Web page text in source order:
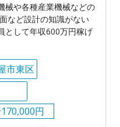
械や各種産業機械などの
など設計の知識がない
として年収600万円稼げ
市東区
円